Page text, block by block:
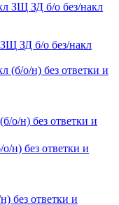
ЗД б/о без/накл
о/н) без ответки и
без ответки и